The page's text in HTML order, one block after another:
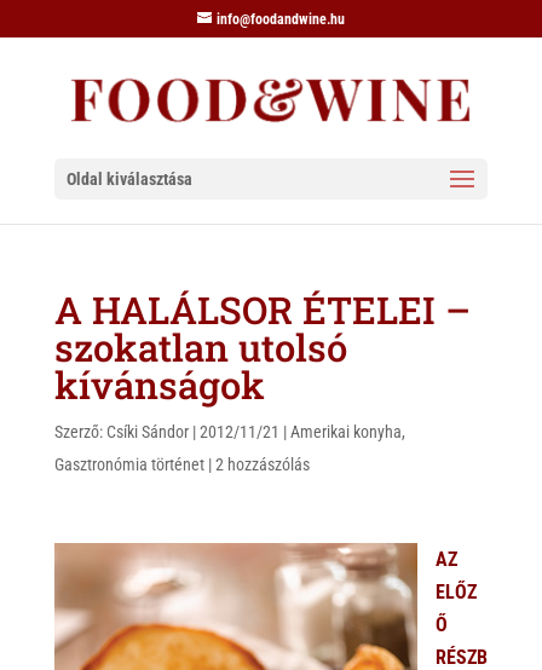
info@foodandwine.hu
Oldal kiválasztása
A HALÁLSOR ÉTELEI –
szokatlan utolsó
kívánságok
Szerző: Csíki Sándor|2012/11/21 |Amerikai konyha,
Gasztronómia történet|2 hozzászólás
AZ
ELŐZ
Ő
RÉSZB